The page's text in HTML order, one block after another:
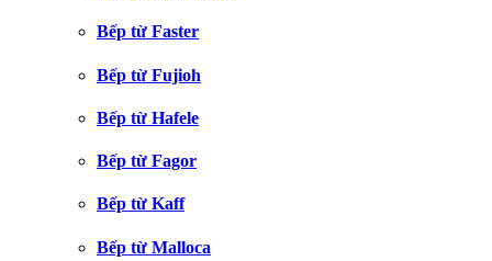
Bếp từ Faster
Bếp từ Fujioh
Bếp từ Hafele
Bếp từ Fagor
Bếp từ Kaff
Bếp từ Malloca